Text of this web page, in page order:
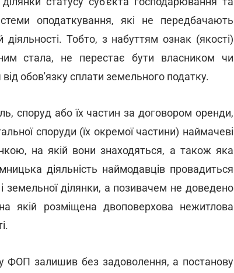
оподаткування, які не передбачають
Тобто, з набуттям ознак (якості)
стала, не перестає бути власником чи
обов'язку сплати земельного податку.
споруд або їх частин за договором оренди,
споруди (їх окремої частини) наймачеві
на якій вони знаходяться, а також яка
діяльність наймодавців провадиться
ділянки, а позивачем не доведено
якій розміщена двоповерхова нежитлова
ФОП залишив без задоволення, а постанову